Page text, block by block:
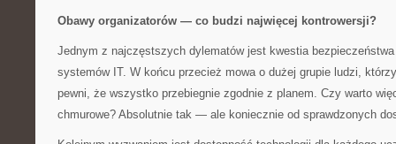
Obawy organizatorów — co budzi najwięcej kontrowersji?
Jednym z najczęstszych dylematów jest kwestia
systemów IT. W końcu przecież mowa o dużej grupie ludzi,
pewni, że wszystko przebiegnie zgodnie z planem. Czy warto
chmurowe? Absolutnie tak — ale koniecznie od sprawdzonych